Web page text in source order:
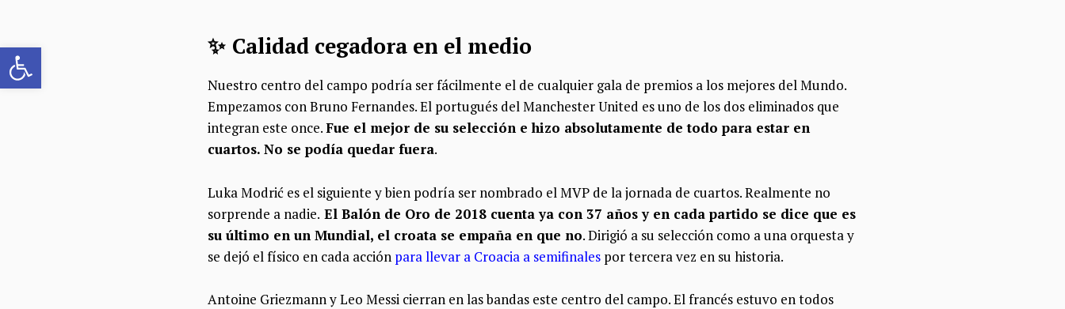
Abrir barra de herramientas ✨ Calidad cegadora en el medio
Nuestro centro del campo podría ser fácilmente el de cualquier gala de premios a los mejores del Mundo.
Empezamos con Bruno Fernandes. El portugués del Manchester United es uno de los dos eliminados que
integran este once.Fue el mejor de su selección e hizo absolutamente de todo para estar en
cuartos. No se podía quedar fuera.
Luka Modrić es el siguiente y bien podría ser nombrado el MVP de la jornada de cuartos. Realmente no
sorprende a nadie. El Balón de Oro de 2018 cuenta ya con 37 años y en cada partido se dice que es
su último en un Mundial, el croata se empaña en que no. Dirigió a su selección como a una orquesta y
se dejó el físico en cada acción para llevar a Croacia a semifinales por tercera vez en su historia.
Antoine Griezmann y Leo Messi cierran en las bandas este centro del campo. El francés estuvo en todos